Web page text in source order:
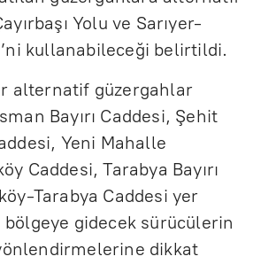
Yolu ve Sarıyer-
kullanabileceği belirtildi.
alternatif güzergahlar
Bayırı Caddesi, Şehit
Yeni Mahalle
Caddesi, Tarabya Bayırı
Tarabya Caddesi yer
bölgeye gidecek sürücülerin
dikkat